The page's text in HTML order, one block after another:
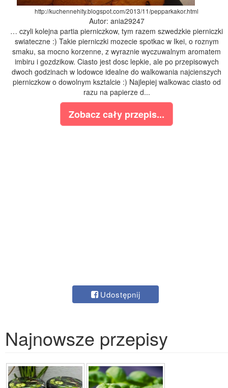
http://kuchennehity.blogspot.com/2013/11/pepparkakor.html
Autor: ania29247
… czyli kolejna partia pierniczkow, tym razem szwedzkie pierniczki
swiateczne :) Takie pierniczki mozecie spotkac w Ikei, o roznym
smaku, sa mocno korzenne, z wyraznie wyczuwalnym aromatem
imbiru i gozdzikow. Ciasto jest dosc lepkie, ale po przepisowych
dwoch godzinach w lodowce idealne do walkowania najcienszych
pierniczkow o dowolnym ksztalcie :) Najlepiej walkowac ciasto od
razu na papierze d...
Zobacz cały przepis...
Udostępnij
Najnowsze przepisy